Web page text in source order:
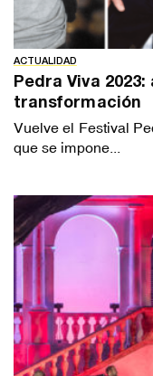
ACTUALIDAD
Pedra Viva
transformación
Vuelve el Festival
que se impone...